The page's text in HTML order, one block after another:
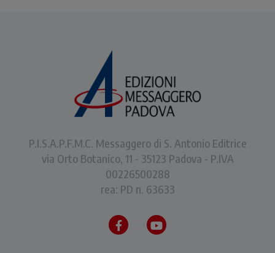
P.I.S.A.P.F.M.C. Messaggero di S. Antonio Editrice
via Orto Botanico, 11 - 35123 Padova - P.IVA
00226500288
rea: PD n. 63633